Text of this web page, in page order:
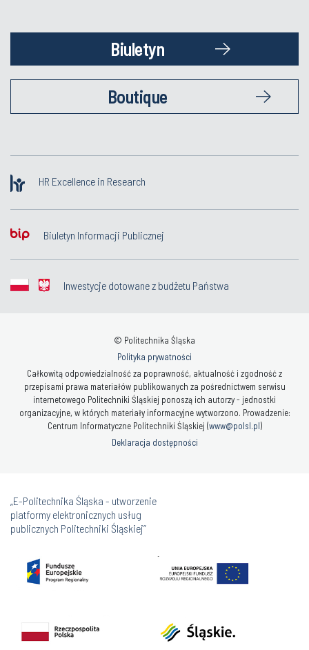
Biuletyn
Boutique
HR Excellence in Research
Biuletyn Informacji Publicznej
Inwestycje dotowane z budżetu Państwa
© Politechnika Śląska
Polityka prywatności
Całkowitą odpowiedzialność za poprawność, aktualność i zgodność z
przepisami prawa materiałów publikowanych za pośrednictwem serwisu
internetowego Politechniki Śląskiej ponoszą ich autorzy - jednostki
organizacyjne, w których materiały informacyjne wytworzono. Prowadzenie:
Centrum Informatyczne Politechniki Śląskiej (www@polsl.pl)
Deklaracja dostępności
„E-Politechnika Śląska - utworzenie
platformy elektronicznych usług
publicznych Politechniki Śląskiej”